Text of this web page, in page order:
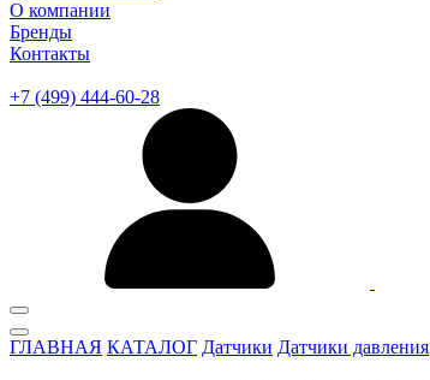
О компании
Бренды
Контакты
+7 (499) 444-60-28
ГЛАВНАЯ КАТАЛОГ Датчики Датчики давления